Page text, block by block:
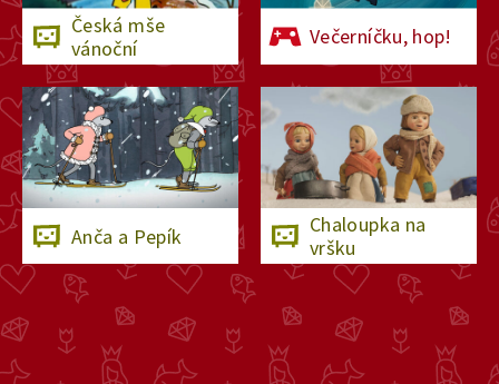
Česká mše
vánoční
Večerníčku, hop!
Anča a Pepík
Chaloupka na
vršku